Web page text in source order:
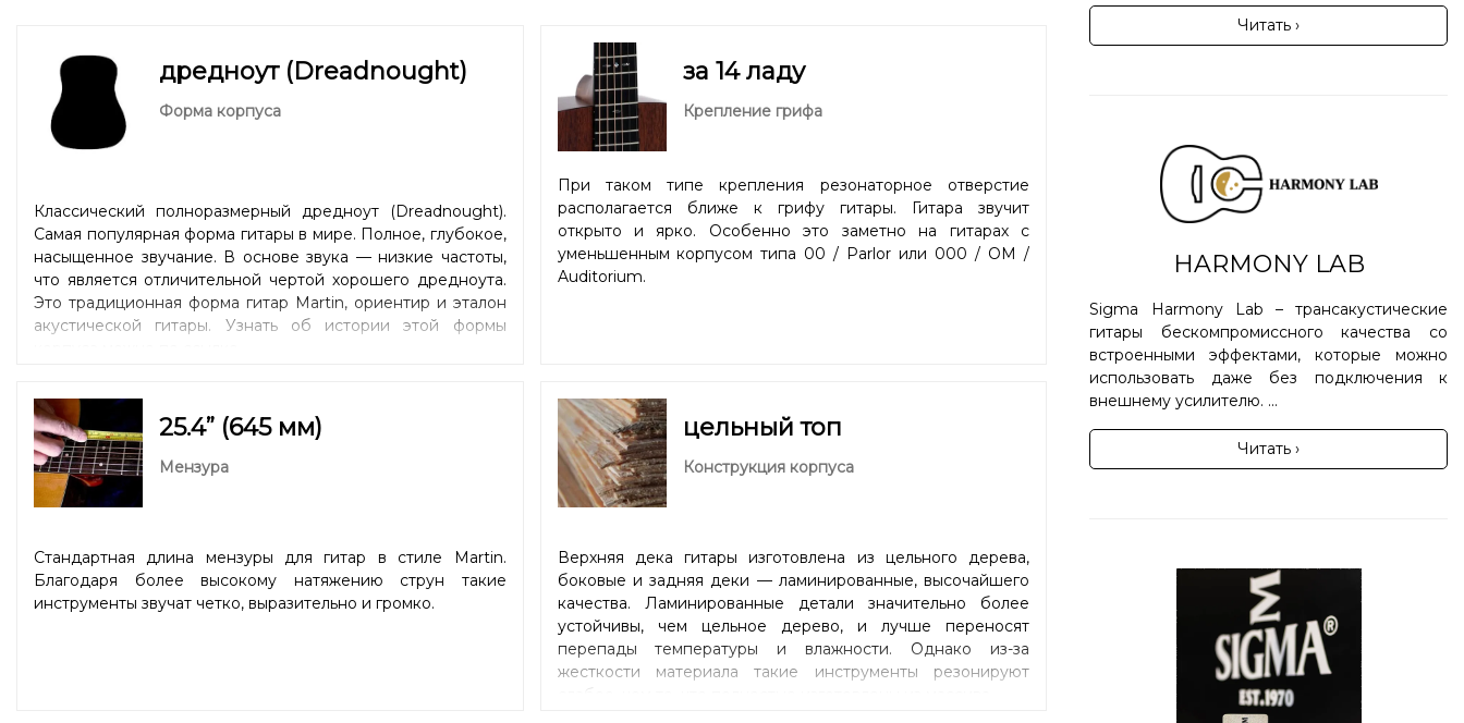
дредноут (Dreadnought)
Форма корпуса
Классический полноразмерный дредноут (Dreadnought).
Самая популярная форма гитары в мире. Полное, глубокое,
насыщенное звучание. В основе звука — низкие частоты,
что является отличительной чертой хорошего дредноута.
Это традиционная форма гитар Martin, ориентир и эталон
акустической гитары. Узнать об истории этой формы
за 14 ладу
Крепление грифа
При таком типе крепления резонаторное отверстие
располагается ближе к грифу гитары. Гитара звучит
открыто и ярко. Особенно это заметно на гитарах с
уменьшенным корпусом типа 00 / Parlor или 000 / OM /
Auditorium.
25.4” (645 мм)
Мензура
Стандартная длина мензуры для гитар в стиле Martin.
Благодаря более высокому натяжению струн такие
инструменты звучат четко, выразительно и громко.
цельный топ
Конструкция корпуса
Верхняя дека гитары изготовлена из цельного дерева,
боковые и задняя деки — ламинированные, высочайшего
качества. Ламинированные детали значительно более
устойчивы, чем цельное дерево, и лучше переносят
перепады температуры и влажности. Однако из-за
жесткости материала такие инструменты резонируют
Читать ›
HARMONY LAB
Sigma Harmony Lab – трансакустические
гитары бескомпромиссного качества со
встроенными эффектами, которые можно
использовать даже без подключения к
внешнему усилителю. ...
Читать ›